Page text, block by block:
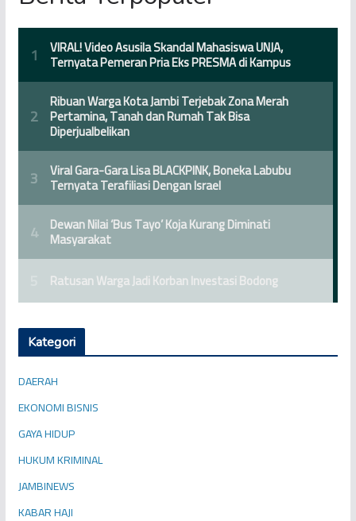
Kategori
DAERAH
EKONOMI BISNIS
GAYA HIDUP
HUKUM KRIMINAL
JAMBINEWS
KABAR HAJI